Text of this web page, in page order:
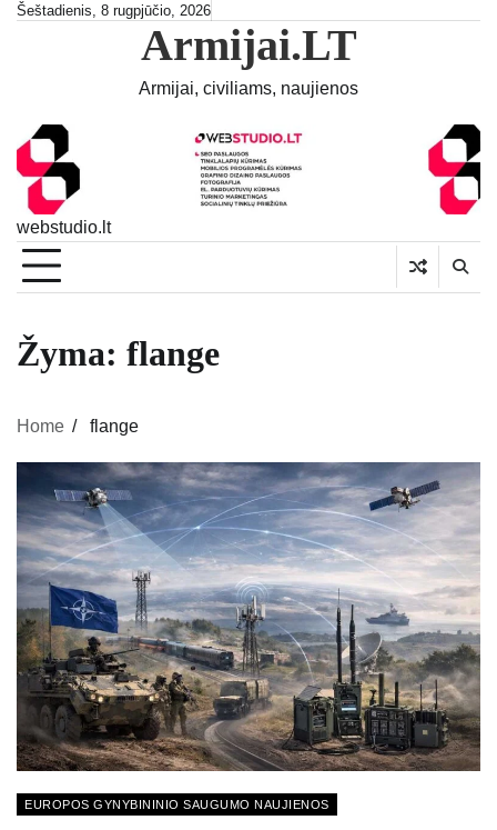
SkipŠeštadienis, 8 rugpjūčio, 2026
Armijai.LT
Armijai, civiliams, naujienos
webstudio.lt
Žyma: flange
Home flange
EUROPOS GYNYBININIO SAUGUMO NAUJIENOS